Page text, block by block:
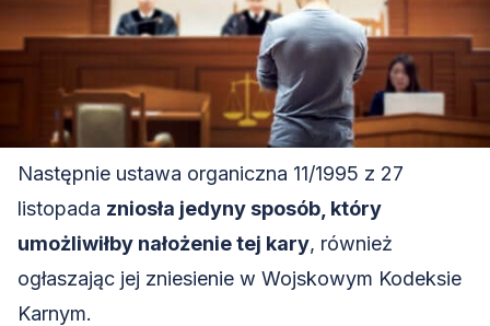
Następnie ustawa organiczna 11/1995 z 27
listopada zniosła jedyny sposób, który
umożliwiłby nałożenie tej kary, również
ogłaszając jej zniesienie w Wojskowym Kodeksie
Karnym.